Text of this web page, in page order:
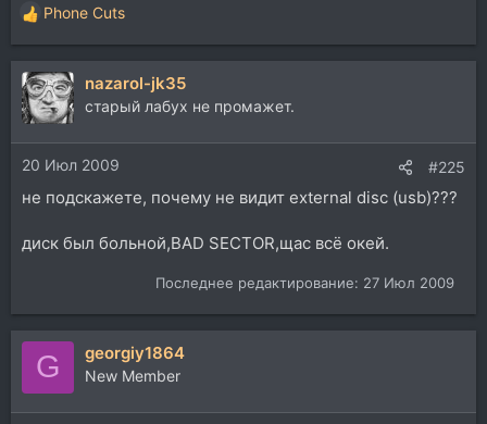
Р
е
а
к
ц
и
и
:
Phone Cuts
nazarol-jk35
старый лабух не промажет.
20 Июл 2009 #225
не подскажете, почему не видит external disc (usb)???
диск был больной,BAD SECTOR,щас всё окей.
Последнее редактирование: 27 Июл 2009
G georgiy1864
New Member